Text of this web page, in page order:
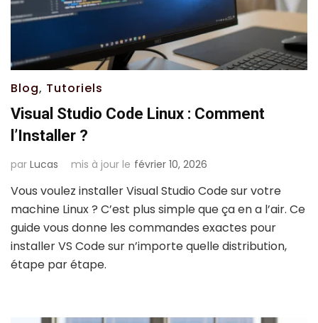
Blog, Tutoriels
Visual Studio Code Linux : Comment
l’Installer ?
par Lucas mis à jour le février 10, 2026
Vous voulez installer Visual Studio Code sur votre
machine Linux ? C’est plus simple que ça en a l’air. Ce
guide vous donne les commandes exactes pour
installer VS Code sur n’importe quelle distribution,
étape par étape.